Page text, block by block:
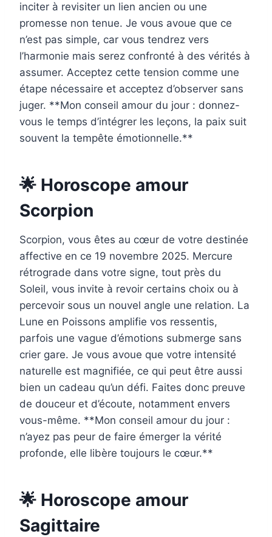
inciter à revisiter un lien ancien ou une
promesse non tenue. Je vous avoue que ce
n’est pas simple, car vous tendrez vers
l’harmonie mais serez confronté à des vérités à
assumer. Acceptez cette tension comme une
étape nécessaire et acceptez d’observer sans
juger. **Mon conseil amour du jour : donnez-
vous le temps d’intégrer les leçons, la paix suit
souvent la tempête émotionnelle.**
🌟 Horoscope amour
Scorpion
Scorpion, vous êtes au cœur de votre destinée
affective en ce 19 novembre 2025. Mercure
rétrograde dans votre signe, tout près du
Soleil, vous invite à revoir certains choix ou à
percevoir sous un nouvel angle une relation. La
Lune en Poissons amplifie vos ressentis,
parfois une vague d’émotions submerge sans
crier gare. Je vous avoue que votre intensité
naturelle est magnifiée, ce qui peut être aussi
bien un cadeau qu’un défi. Faites donc preuve
de douceur et d’écoute, notamment envers
vous-même. **Mon conseil amour du jour :
n’ayez pas peur de faire émerger la vérité
profonde, elle libère toujours le cœur.**
🌟 Horoscope amour
Sagittaire